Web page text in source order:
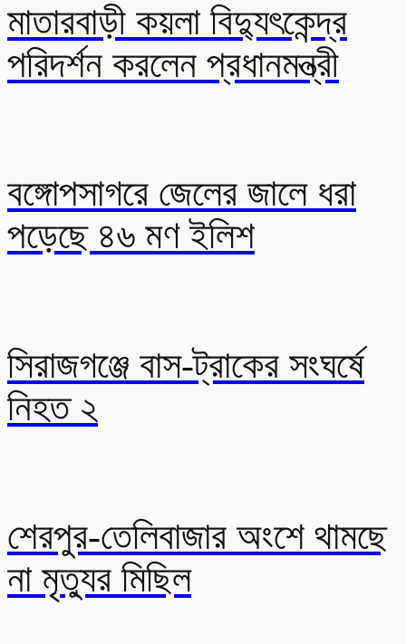
মাতারবাড়ী কয়লা বিদ্যুৎকেন্দ্র
পরিদর্শন করলেন প্রধানমন্ত্রী
বঙ্গোপসাগরে জেলের জালে ধরা
পড়েছে ৪৬ মণ ইলিশ
সিরাজগঞ্জে বাস-ট্রাকের সংঘর্ষে
নিহত ২
শেরপুর-তেলিবাজার অংশে থামছে
না মৃত্যুর মিছিল